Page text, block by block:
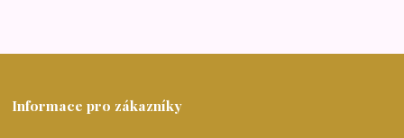
Informace pro zákazníky